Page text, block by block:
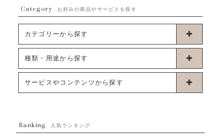
Category お好みの商品やサービスを探す
カテゴリーから探す
卓上タイプバルーン
ブーケタイプバルーン
ムーンリットバルーン
種類・用途から探す
お誕生日
サービスやコンテンツから探す
発送について
Ranking 人気ランキング